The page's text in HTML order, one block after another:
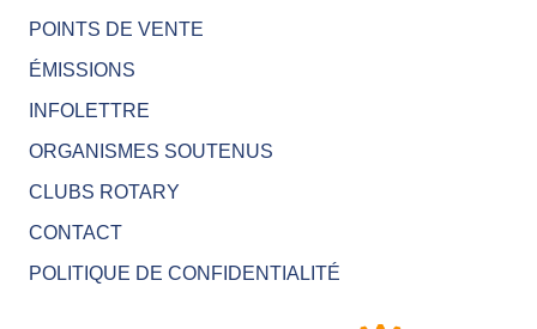
POINTS DE VENTE
ÉMISSIONS
INFOLETTRE
ORGANISMES SOUTENUS
CLUBS ROTARY
CONTACT
POLITIQUE DE CONFIDENTIALITÉ